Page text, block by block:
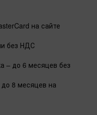
на сайте
без НДС
– до 6 месяцев без
8 месяцев на